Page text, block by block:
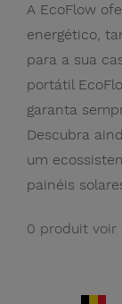
A EcoFlow
energético,
para a sua
portátil
garanta
Descubra
um
painéis
0 produit voir